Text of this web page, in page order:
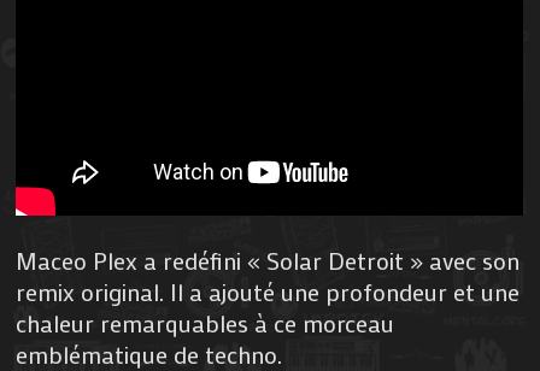
Maceo Plex a redéfini « Solar Detroit » avec son
remix original. Il a ajouté une profondeur et une
chaleur remarquables à ce morceau
emblématique de techno.